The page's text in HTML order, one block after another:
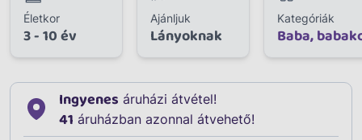
Életkor
3 - 10 év
Ajánljuk
Lányoknak
Kategóriák
Baba,
Ingyenes áruházi átvétel!
41 áruházban azonnal átvehető!